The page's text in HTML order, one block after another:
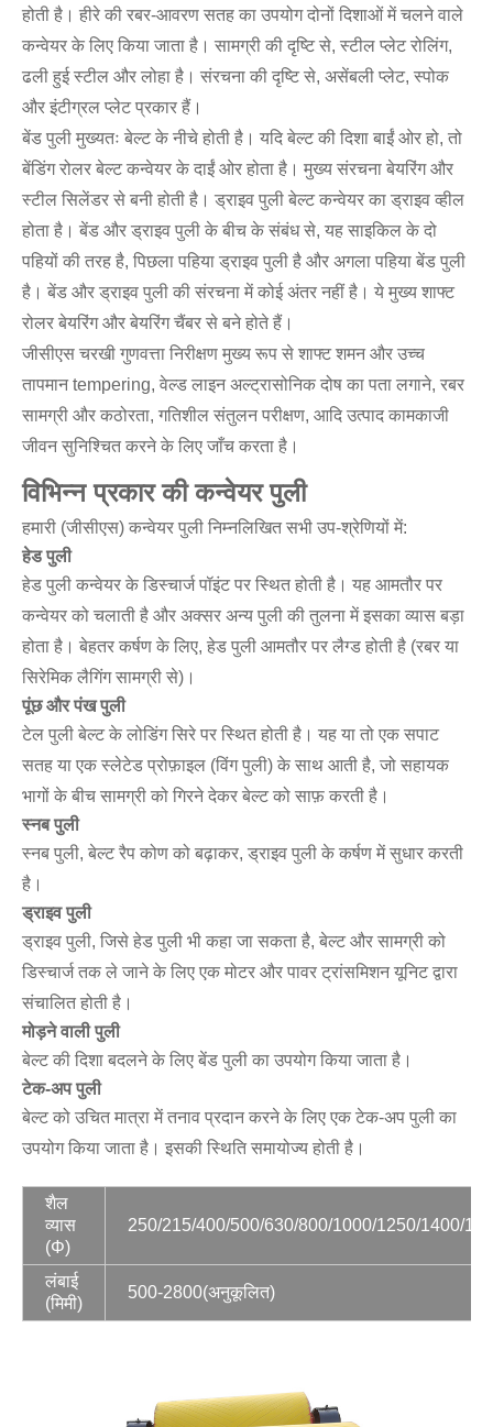
होती है। हीरे की रबर-आवरण सतह का उपयोग दोनों दिशाओं में चलने वाले
कन्वेयर के लिए किया जाता है। सामग्री की दृष्टि से, स्टील प्लेट रोलिंग,
ढली हुई स्टील और लोहा है। संरचना की दृष्टि से, असेंबली प्लेट, स्पोक
और इंटीग्रल प्लेट प्रकार हैं।
बेंड पुली मुख्यतः बेल्ट के नीचे होती है। यदि बेल्ट की दिशा बाईं ओर हो, तो
बेंडिंग रोलर बेल्ट कन्वेयर के दाईं ओर होता है। मुख्य संरचना बेयरिंग और
स्टील सिलेंडर से बनी होती है। ड्राइव पुली बेल्ट कन्वेयर का ड्राइव व्हील
होता है। बेंड और ड्राइव पुली के बीच के संबंध से, यह साइकिल के दो
पहियों की तरह है, पिछला पहिया ड्राइव पुली है और अगला पहिया बेंड पुली
है। बेंड और ड्राइव पुली की संरचना में कोई अंतर नहीं है। ये मुख्य शाफ्ट
रोलर बेयरिंग और बेयरिंग चैंबर से बने होते हैं।
जीसीएस चरखी गुणवत्ता निरीक्षण मुख्य रूप से शाफ्ट शमन और उच्च
तापमान tempering, वेल्ड लाइन अल्ट्रासोनिक दोष का पता लगाने, रबर
सामग्री और कठोरता, गतिशील संतुलन परीक्षण, आदि उत्पाद कामकाजी
जीवन सुनिश्चित करने के लिए जाँच करता है।
विभिन्न प्रकार की कन्वेयर पुली
हमारी (जीसीएस) कन्वेयर पुली निम्नलिखित सभी उप-श्रेणियों में:
हेड पुली
हेड पुली कन्वेयर के डिस्चार्ज पॉइंट पर स्थित होती है। यह आमतौर पर
कन्वेयर को चलाती है और अक्सर अन्य पुली की तुलना में इसका व्यास बड़ा
होता है। बेहतर कर्षण के लिए, हेड पुली आमतौर पर लैग्ड होती है (रबर या
सिरेमिक लैगिंग सामग्री से)।
पूंछ और पंख पुली
टेल पुली बेल्ट के लोडिंग सिरे पर स्थित होती है। यह या तो एक सपाट
सतह या एक स्लेटेड प्रोफ़ाइल (विंग पुली) के साथ आती है, जो सहायक
भागों के बीच सामग्री को गिरने देकर बेल्ट को साफ़ करती है।
स्नब पुली
स्नब पुली, बेल्ट रैप कोण को बढ़ाकर, ड्राइव पुली के कर्षण में सुधार करती
है।
ड्राइव पुली
ड्राइव पुली, जिसे हेड पुली भी कहा जा सकता है, बेल्ट और सामग्री को
डिस्चार्ज तक ले जाने के लिए एक मोटर और पावर ट्रांसमिशन यूनिट द्वारा
संचालित होती है।
मोड़ने वाली पुली
बेल्ट की दिशा बदलने के लिए बेंड पुली का उपयोग किया जाता है।
टेक-अप पुली
बेल्ट को उचित मात्रा में तनाव प्रदान करने के लिए एक टेक-अप पुली का
उपयोग किया जाता है। इसकी स्थिति समायोज्य होती है।
शैल
व्यास
(Φ)
250/215/400/500/630/800/1000/1250/1400/
लंबाई
(मिमी)
500-2800(अनुकूलित)